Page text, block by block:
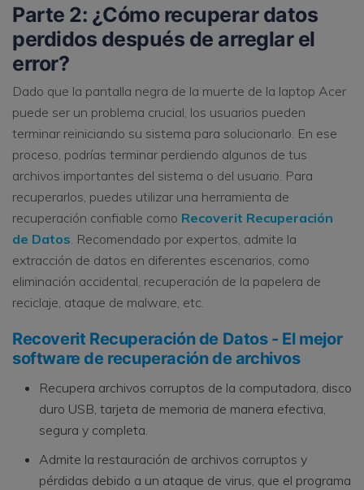
Parte 2: ¿Cómo recuperar datos
perdidos después de arreglar el
error?
Dado que la pantalla negra de la muerte de la laptop Acer
puede ser un problema crucial, los usuarios pueden
terminar reiniciando su sistema para solucionarlo. En ese
proceso, podrías terminar perdiendo algunos de tus
archivos importantes del sistema o del usuario. Para
recuperarlos, puedes utilizar una herramienta de
recuperación confiable como Recoverit Recuperación
de Datos. Recomendado por expertos, admite la
extracción de datos en diferentes escenarios, como
eliminación accidental, recuperación de la papelera de
reciclaje, ataque de malware, etc.
Recoverit Recuperación de Datos - El mejor
software de recuperación de archivos
Recupera archivos corruptos de la computadora, disco
duro USB, tarjeta de memoria de manera efectiva,
segura y completa.
Admite la restauración de archivos corruptos y
pérdidas debido a un ataque de virus, que el programa